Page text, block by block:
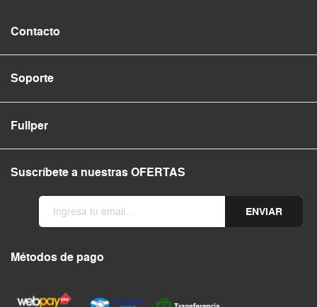
Contacto
Soporte
Fullper
Suscríbete a nuestras OFERTAS
ENVIAR
Métodos de pago